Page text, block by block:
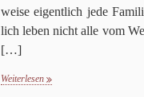
weise eigent­lich jede
lich leben nicht alle vom
[…]
Weiterlesen